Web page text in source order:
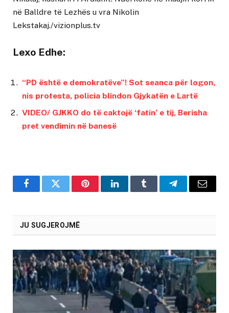
në Balldre të Lezhës u vra Nikolin
Lekstakaj./vizionplus.tv
Lexo Edhe:
“PD është e demokratëve”! Sot seanca për logon,
nis protesta, policia blindon Gjykatën e Lartë
VIDEO/ GJKKO do të caktojë ‘fatin’ e tij, Berisha
pret vendimin në banesë
FacebookTwitter PinterestLinkedInTumblr TelegramEmail
JU SUGJEROJMË